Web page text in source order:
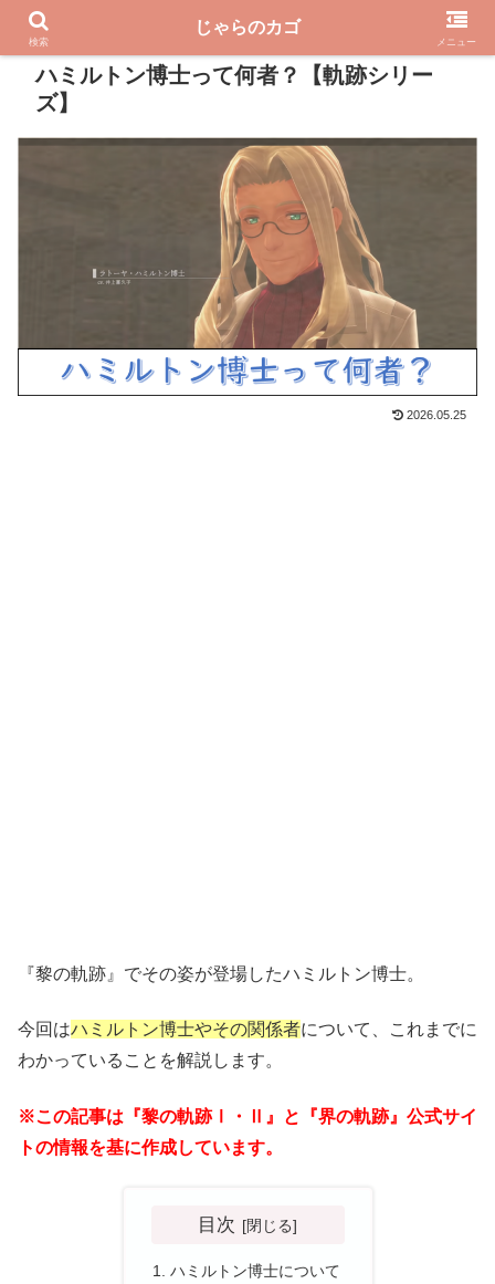
PR
ハミルトン博士って何者？【軌跡シリー
ズ】
2026.05.25
『黎の軌跡』でその姿が登場したハミルトン博士。
今回はハミルトン博士やその関係者について、これまでに
わかっていることを解説します。
※この記事は『黎の軌跡Ⅰ・Ⅱ』 と
『界の軌跡』公式サイ
トの情報を基に作成しています。
目次
ハミルトン博士について
検索
じゃらのカゴ
メニュー